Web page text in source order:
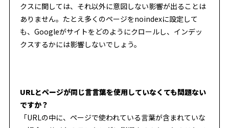
クスに関しては、それ以外に意図しない影響が出ることは
ありません。たとえ多くのページをnoindexに設定して
も、Googleがサイトをどのようにクロールし、インデッ
クスするかには影響しないでしょう。
URLとページが同じ言言葉を使用していなくても問題ない
ですか？
「URLの中に、ページで使われている言葉が含まれていな